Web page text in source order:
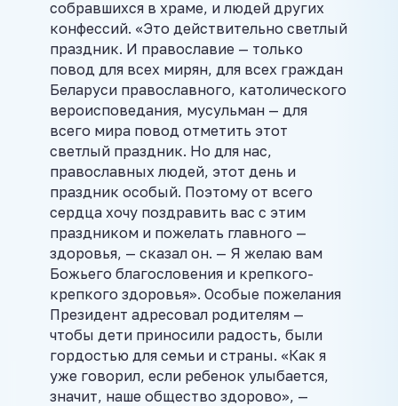
собравшихся в храме, и людей других
конфессий. «Это действительно светлый
праздник. И православие — только
повод для всех мирян, для всех граждан
Беларуси православного, католического
вероисповедания, мусульман — для
всего мира повод отметить этот
светлый праздник. Но для нас,
православных людей, этот день и
праздник особый. Поэтому от всего
сердца хочу поздравить вас с этим
праздником и пожелать главного —
здоровья, — сказал он. — Я желаю вам
Божьего благословения и крепкого-
крепкого здоровья». Особые пожелания
Президент адресовал родителям —
чтобы дети приносили радость, были
гордостью для семьи и страны. «Как я
уже говорил, если ребенок улыбается,
значит, наше общество здорово», —